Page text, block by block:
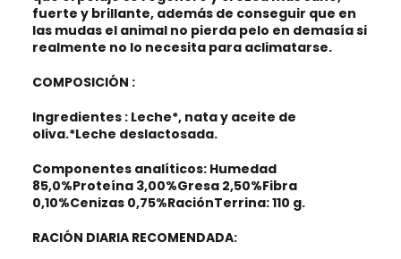
fuerte y brillante, además de conseguir que en
las mudas el animal no pierda pelo en demasía si
realmente no lo necesita para aclimatarse.
COMPOSICIÓN :
Ingredientes : Leche*, nata y aceite de
oliva.*Leche deslactosada.
Componentes analíticos: Humedad
85,0%Proteína 3,00%Gresa 2,50%Fibra
0,10%Cenizas 0,75%RaciónTerrina: 110 g.
RACIÓN DIARIA RECOMENDADA: